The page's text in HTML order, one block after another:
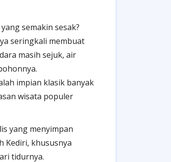
semakin sesak?
seringkali membuat
masih sejuk, air
impian klasik banyak
wisata populer
yang menyimpan
Kediri, khususnya
tidurnya.